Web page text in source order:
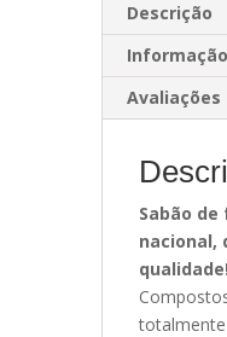
Descrição
Avaliações
Sabão
nacional,
qualidade!